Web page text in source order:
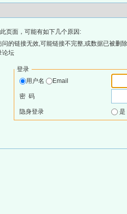
页面，可能有如下几个原因:
的链接无效,可能链接不完整,或数据已被删
论坛
登录
用户名
Email
密 码
隐身登录